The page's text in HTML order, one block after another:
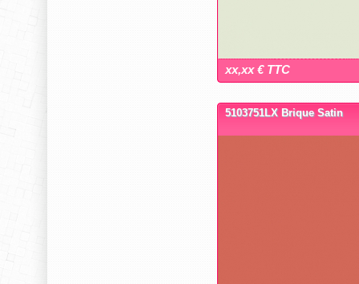
xx,xx € TTC
5103751LX Brique Satin